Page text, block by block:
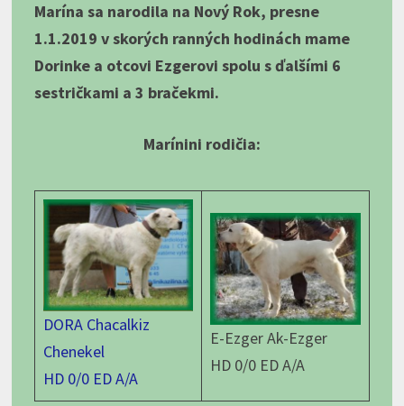
Marína sa narodila na Nový Rok, presne
1.1.2019 v skorých ranných hodinách mame
Dorinke a otcovi Ezgerovi spolu s ďalšími 6
sestričkami a 3 bračekmi.
Marínini rodičia:
DORA Chacalkiz
Chenekel
HD 0/0 ED A/A
E-Ezger Ak-Ezger
HD 0/0 ED A/A